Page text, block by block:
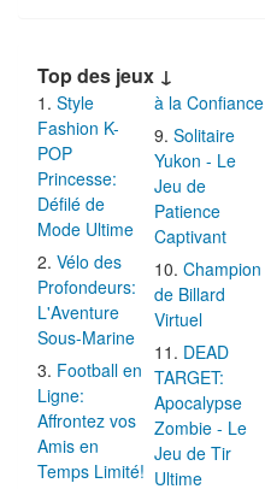
Top des jeux ↓
Style
Fashion K-
POP
Princesse:
Défilé de
Mode Ultime
Vélo des
Profondeurs:
L'Aventure
Sous-Marine
Football en
Ligne:
Affrontez vos
Amis en
Temps Limité!
à la Confiance
Solitaire
Yukon - Le
Jeu de
Patience
Captivant
Champion
de Billard
Virtuel
DEAD
TARGET:
Apocalypse
Zombie - Le
Jeu de Tir
Ultime